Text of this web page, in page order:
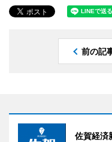
前の記
佐賀経済